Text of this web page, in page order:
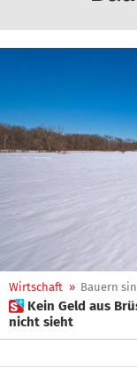
Wirtschaft » Bauern
 Kein Geld aus Brüssel, weil KI unterm Schnee die Wiese
nicht sieht